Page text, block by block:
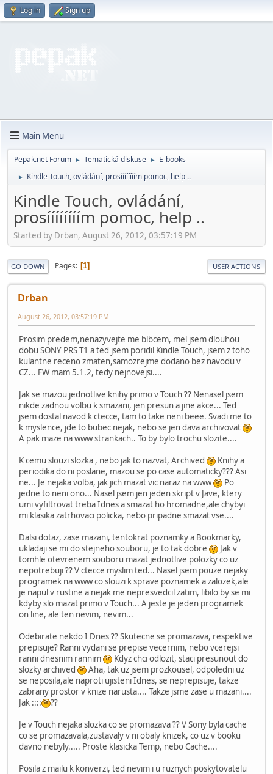
Log in Sign up
Main Menu
Pepak.net Forum ► Tematická diskuse ► E-books
► Kindle Touch, ovládání, prosíííííííím pomoc, help ..
Kindle Touch, ovládání,
prosíííííííím pomoc, help ..
Started by Drban, August 26, 2012, 03:57:19 PM
GO DOWN Pages 1 USER ACTIONS
Drban
August 26, 2012, 03:57:19 PM
Prosim predem,nenazyvejte me blbcem, mel jsem dlouhou
dobu SONY PRS T1 a ted jsem poridil Kindle Touch, jsem z toho
kulantne receno zmaten,samozrejme dodano bez navodu v
CZ... FW mam 5.1.2, tedy nejnovejsi....
Jak se mazou jednotlive knihy primo v Touch ?? Nenasel jsem
nikde zadnou volbu k smazani, jen presun a jine akce... Ted
jsem dostal navod k ctecce, tam to take neni beee. Svadi me to
k myslence, jde to bubec nejak, nebo se jen dava archivovat
A pak maze na www strankach.. To by bylo trochu slozite....
K cemu slouzi slozka , nebo jak to nazvat, Archived
Knihy a
periodika do ni poslane, mazou se po case automaticky??? Asi
ne... Je nejaka volba, jak jich mazat vic naraz na www
Po
jedne to neni ono... Nasel jsem jen jeden skript v Jave, ktery
umi vyfiltrovat treba Idnes a smazat ho hromadne,ale chybyi
mi klasika zatrhovaci policka, nebo pripadne smazat vse....
Dalsi dotaz, zase mazani, tentokrat poznamky a Bookmarky,
ukladaji se mi do stejneho souboru, je to tak dobre
Jak v
tomhle otevrenem souboru mazat jednotlive polozky co uz
nepotrebuji ?? V ctecce myslim ted... Nasel jsem pouze nejaky
programek na www co slouzi k sprave poznamek a zalozek,ale
je napul v rustine a nejak me nepresvedcil zatim, libilo by se mi
kdyby slo mazat primo v Touch... A jeste je jeden programek
on line, ale ten nevim, nevim...
Odebirate nekdo I Dnes ?? Skutecne se promazava, respektive
prepisuje? Ranni vydani se prepise vecernim, nebo vcerejsi
ranni dnesnim rannim
Kdyz chci odlozit, staci presunout do
slozky archived
Aha, tak uz jsem prozkousel, odpoledni uz
se neposila,ale naproti ujisteni Idnes, se neprepisuje, takze
zabrany prostor v knize narusta.... Takze jsme zase u mazani....
Jak ::::
??
Je v Touch nejaka slozka co se promazava ?? V Sony byla cache
co se promazavala,zustavaly v ni obaly knizek, co uz v booku
davno nebyly..... Proste klasicka Temp, nebo Cache....
Posila z mailu k konverzi, ted nevim i u ruznych poskytovatelu